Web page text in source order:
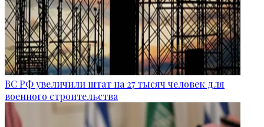
ВС РФ увеличили штат на 27 тысяч человек для
военного строительства